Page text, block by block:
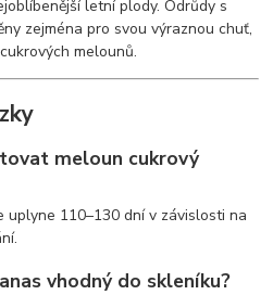
letní plody. Odrůdy s
zejména pro svou výraznou chuť,
melounů.
meloun cukrový
uplyne 110–130 dní v závislosti na
vhodný do skleníku?